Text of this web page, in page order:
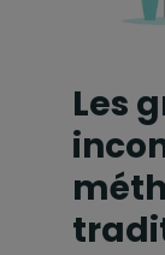
Les